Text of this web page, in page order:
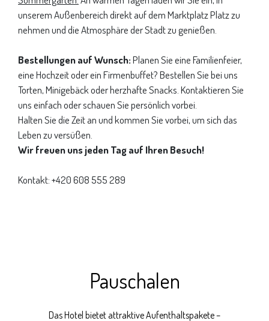
unserem Außenbereich direkt auf dem Marktplatz Platz zu
nehmen und die Atmosphäre der Stadt zu genießen.
Bestellungen auf Wunsch:Planen Sie eine Familienfeier,
eine Hochzeit oder ein Firmenbuffet? Bestellen Sie bei uns
Torten, Minigebäck oder herzhafte Snacks. Kontaktieren Sie
uns einfach oder schauen Sie persönlich vorbei.
Halten Sie die Zeit an und kommen Sie vorbei, um sich das
Leben zu versüßen.
Wir freuen uns jeden Tag auf Ihren Besuch!
Kontakt: +420 608 555 289
Pauschalen
Das Hotel bietet attraktive Aufenthaltspakete –